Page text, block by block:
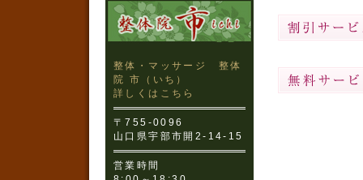
整体・マッサージ 整体
院 市（いち）
詳しくはこちら
〒755-0096
山口県宇部市開2-14-15
営業時間